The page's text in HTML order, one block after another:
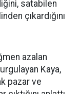
satabilen
çıkardığını
azalan
Kaya,
pazar ve